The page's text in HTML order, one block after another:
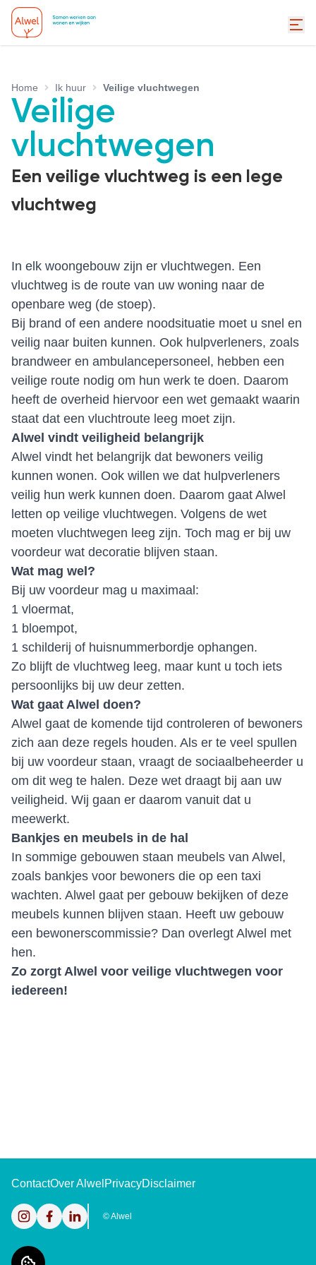
Home Ik huur Veilige vluchtwegen
Veilige
vluchtwegen
Een veilige vluchtweg is een lege
vluchtweg
In elk woongebouw zijn er vluchtwegen. Een
vluchtweg is de route van uw woning naar de
openbare weg (de stoep).
Bij brand of een andere noodsituatie moet u snel en
veilig naar buiten kunnen. Ook hulpverleners, zoals
brandweer en ambulancepersoneel, hebben een
veilige route nodig om hun werk te doen. Daarom
heeft de overheid hiervoor een wet gemaakt waarin
staat dat een vluchtroute leeg moet zijn.
Alwel vindt veiligheid belangrijk
Alwel vindt het belangrijk dat bewoners veilig
kunnen wonen. Ook willen we dat hulpverleners
veilig hun werk kunnen doen. Daarom gaat Alwel
letten op veilige vluchtwegen. Volgens de wet
moeten vluchtwegen leeg zijn. Toch mag er bij uw
voordeur wat decoratie blijven staan.
Wat mag wel?
Bij uw voordeur mag u maximaal:
1 vloermat,
1 bloempot,
1 schilderij of huisnummerbordje ophangen.
Zo blijft de vluchtweg leeg, maar kunt u toch iets
persoonlijks bij uw deur zetten.
Wat gaat Alwel doen?
Alwel gaat de komende tijd controleren of bewoners
zich aan deze regels houden. Als er te veel spullen
bij uw voordeur staan, vraagt de sociaalbeheerder u
om dit weg te halen. Deze wet draagt bij aan uw
veiligheid. Wij gaan er daarom vanuit dat u
meewerkt.
Bankjes en meubels in de hal
In sommige gebouwen staan meubels van Alwel,
zoals bankjes voor bewoners die op een taxi
wachten. Alwel gaat per gebouw bekijken of deze
meubels kunnen blijven staan. Heeft uw gebouw
een bewonerscommissie? Dan overlegt Alwel met
hen.
Zo zorgt Alwel voor veilige vluchtwegen voor
iedereen!
ContactOver Alwel PrivacyDisclaimer
Instagram
FacebookLinkedIn
©Alwel